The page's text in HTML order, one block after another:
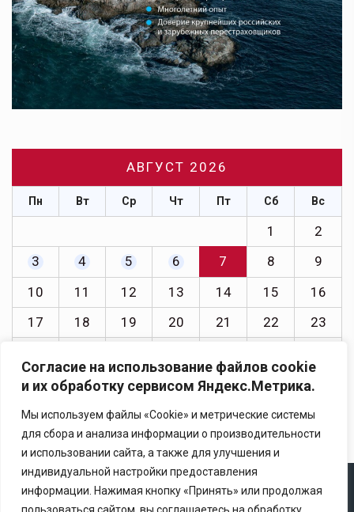
Согласие на использование файлов cookie
и их обработку сервисом Яндекс.Метрика.
Мы используем файлы «Cookie» и метрические системы
для сбора и анализа информации о производительности
и использовании сайта, а также для улучшения и
индивидуальной настройки предоставления
информации. Нажимая кнопку «Принять» или продолжая
АВГУСТ 2026
Пн Вт Ср Чт Пт Сб Вс
1
2
3
4 5 6 7 8
9
10
11 12 13 14 15
16
17
18 19 20 21 22
23
31
« Июл
Copyright © 2025 Ассоциация «Некоммерческого